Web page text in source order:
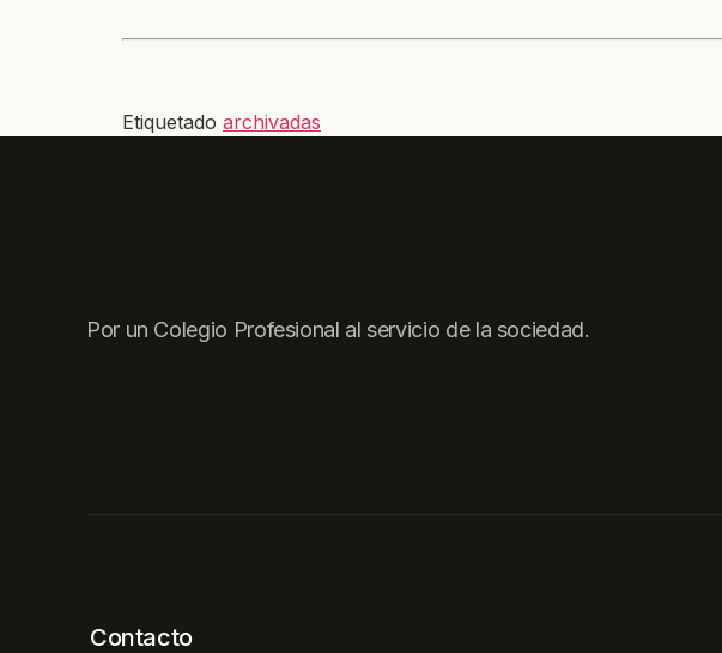
Etiquetado archivadas
Por un Colegio Profesional al servicio de la sociedad.
Contacto